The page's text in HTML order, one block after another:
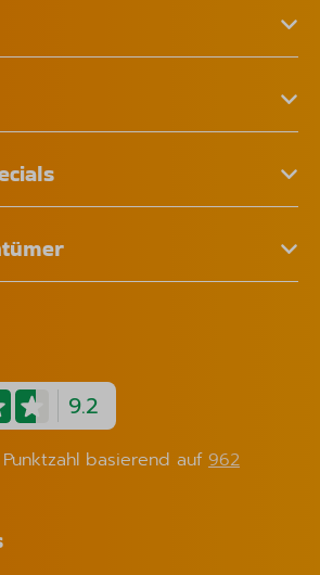
9.2
basierend auf 962